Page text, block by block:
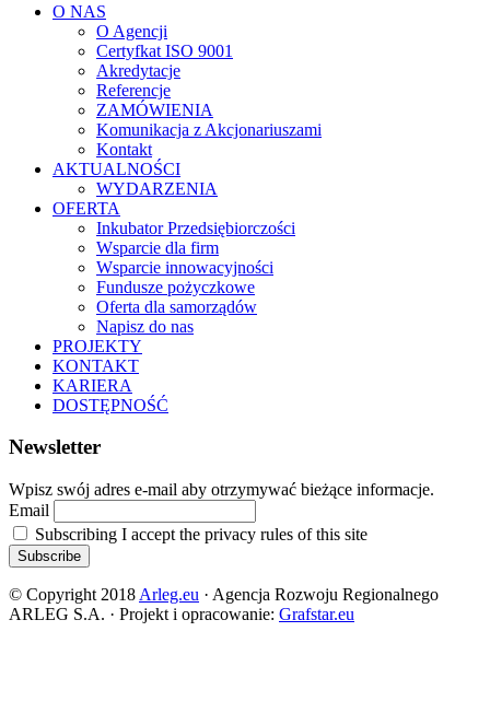
O NAS
O Agencji
Certyfkat ISO 9001
Akredytacje
Referencje
ZAMÓWIENIA
Komunikacja z Akcjonariuszami
Kontakt
AKTUALNOŚCI
WYDARZENIA
OFERTA
Inkubator Przedsiębiorczości
Wsparcie dla firm
Wsparcie innowacyjności
Fundusze pożyczkowe
Oferta dla samorządów
Napisz do nas
PROJEKTY
KONTAKT
KARIERA
DOSTĘPNOŚĆ
Newsletter
Wpisz swój adres e-mail aby otrzymywać bieżące informacje.
Email
Subscribing I accept the privacy rules of this site
© Copyright 2018 Arleg.eu · Agencja Rozwoju Regionalnego
ARLEG S.A. · Projekt i opracowanie: Grafstar.eu